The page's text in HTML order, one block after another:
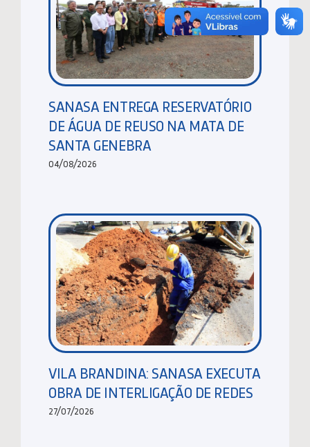
SANASA ENTREGA RESERVATÓRIO
DE ÁGUA DE REUSO NA MATA DE
SANTA GENEBRA
04/08/2026
VILA BRANDINA: SANASA EXECUTA
OBRA DE INTERLIGAÇÃO DE REDES
27/07/2026